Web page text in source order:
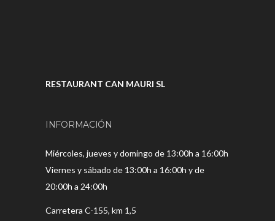
RESTAURANT CAN MAURI SL
INFORMACIÓN
Miércoles, jueves y domingo de 13:00h a 16:00h
Viernes y sábado de 13:00h a 16:00h y de
20:00h a 24:00h
Carretera C-155, km 1,5